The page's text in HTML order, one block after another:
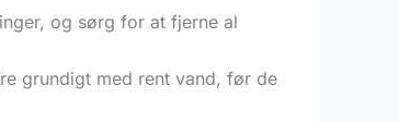
og sørg for at fjerne al
grundigt med rent vand, før de